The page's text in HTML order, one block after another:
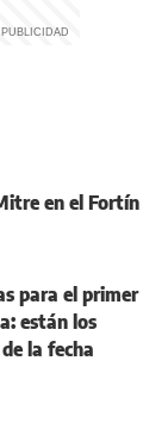
en el Fortín
para el primer
están los
la fecha